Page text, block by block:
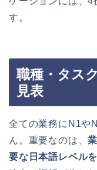
す。
職種・タス
見表
全ての業務にN1や
ん。重要なのは、
要な日本語レベル